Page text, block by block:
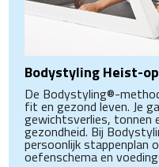
Bodystyling Heist-
De Bodystyling®-
fit en gezond leven. Je
gewichtsverlies, tonnen
gezondheid. Bij
persoonlijk stappenplan
oefenschema en